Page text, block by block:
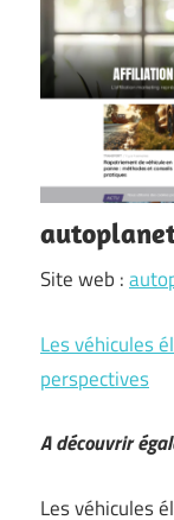
Site web :
Les véhicules
perspectives
A découvrir
Les véhicules